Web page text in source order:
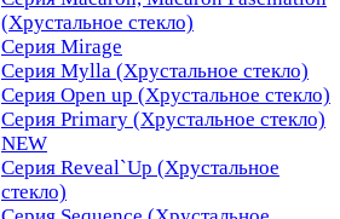
(Хрустальное стекло)
Серия Mirage
Серия Mylla (Хрустальное стекло)
Серия Open up (Хрустальное стекло)
Серия Primary (Хрустальное стекло)
NEW
Серия Reveal`Up (Хрустальное
стекло)